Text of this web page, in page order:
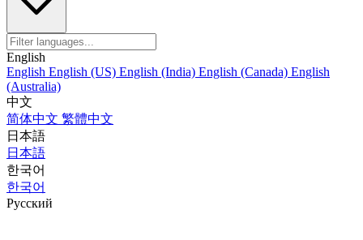
English
English English (US) English (India) English (Canada) English
(Australia)
中文
简体中文 繁體中文
日本語
日本語
한국어
한국어
Русский